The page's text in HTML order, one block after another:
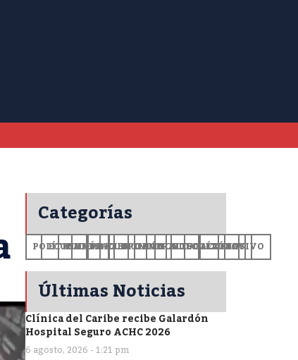
Categorías
POLÍTICA
ECONOMÍA
MUNDO
DEPORTES
SALUD
CIENCIA
OPINIÓN
GENERALES
TECNOLOGÍA
EDUCACIÓN
CULTURA
EXCLUSIVO
+CV
Últimas Noticias
Clínica del Caribe recibe Galardón
Hospital Seguro ACHC 2026
6 agosto, 2026 - 1:21 pm